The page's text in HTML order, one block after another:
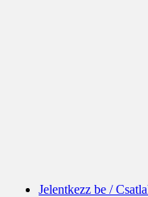
Jelentkezz be /